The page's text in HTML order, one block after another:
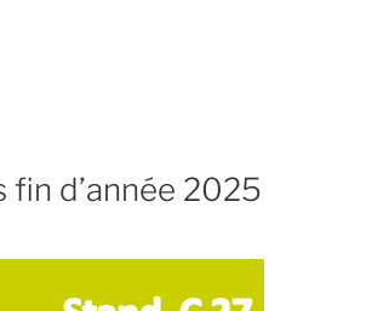
fin d’année 2025